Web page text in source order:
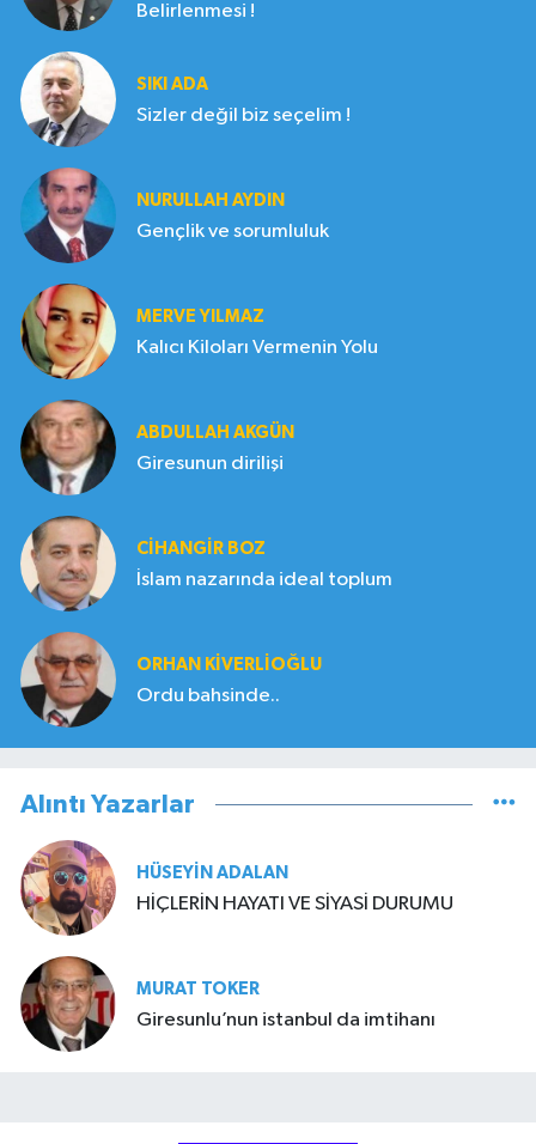
Belirlenmesi !
SIKI ADA
Sizler değil biz seçelim !
NURULLAH AYDIN
Gençlik ve sorumluluk
MERVE YILMAZ
Kalıcı Kiloları Vermenin Yolu
ABDULLAH AKGÜN
Giresunun dirilişi
CIHANGIR BOZ
İslam nazarında ideal toplum
ORHAN KIVERLIOĞLU
Ordu bahsinde..
Alıntı Yazarlar
HÜSEYIN ADALAN
HİÇLERİN HAYATI VE SİYASİ DURUMU
MURAT TOKER
Giresunlu’nun istanbul da imtihanı